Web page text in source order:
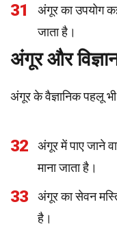
31
अंगूर का उपयोग
जाता है।
अंगूर और
अंगूर के वैज्ञानिक पहलू
32
अंगूर में पाए जाने
माना जाता है।
33
अंगूर का सेवन
है।